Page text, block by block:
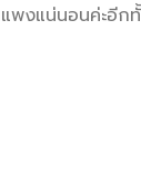
แพงแน่นอนค่ะอีก